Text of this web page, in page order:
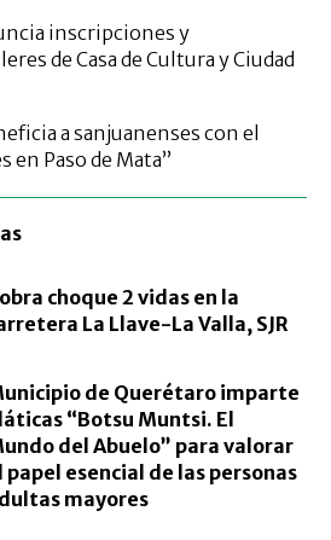
inscripciones y
de Casa de Cultura y Ciudad
a sanjuanenses con el
en Paso de Mata”
choque 2 vidas en la
La Llave-La Valla, SJR
de Querétaro imparte
“Botsu Muntsi. El
del Abuelo” para valorar
papel esencial de las personas
mayores